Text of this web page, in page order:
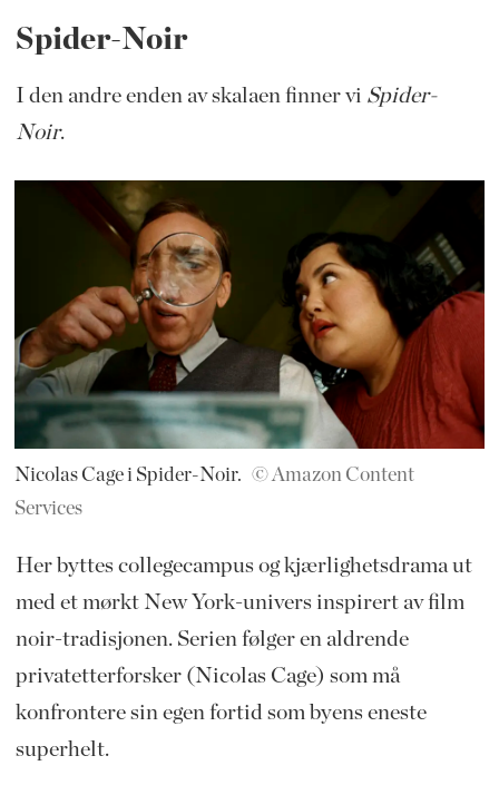
Spider-Noir
I den andre enden av skalaen finner vi Spider-
Noir.
Nicolas Cage i Spider-Noir. © Amazon Content
Services
Her byttes collegecampus og kjærlighetsdrama ut
med et mørkt New York-univers inspirert av film
noir-tradisjonen. Serien følger en aldrende
privatetterforsker (Nicolas Cage) som må
konfrontere sin egen fortid som byens eneste
superhelt.